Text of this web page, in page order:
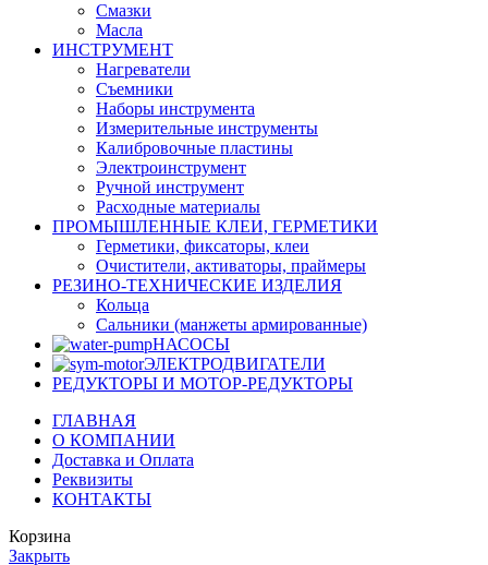
Смазки
Масла
ИНСТРУМЕНТ
Нагреватели
Съемники
Наборы инструмента
Измерительные инструменты
Калибровочные пластины
Электроинструмент
Ручной инструмент
Расходные материалы
ПРОМЫШЛЕННЫЕ КЛЕИ, ГЕРМЕТИКИ
Герметики, фиксаторы, клеи
Очистители, активаторы, праймеры
РЕЗИНО-ТЕХНИЧЕСКИЕ ИЗДЕЛИЯ
Кольца
Сальники (манжеты армированные)
НАСОСЫ
ЭЛЕКТРОДВИГАТЕЛИ
РЕДУКТОРЫ И МОТОР-РЕДУКТОРЫ
ГЛАВНАЯ
О КОМПАНИИ
Доставка и Оплата
Реквизиты
КОНТАКТЫ
Корзина
Закрыть